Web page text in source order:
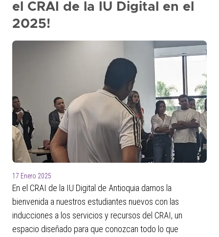
el CRAI de la IU Digital en el
2025!
17 Enero 2025
En el CRAI de la IU Digital de Antioquia damos la
bienvenida a nuestros estudiantes nuevos con las
inducciones a los servicios y recursos del CRAI, un
espacio diseñado para que conozcan todo lo que